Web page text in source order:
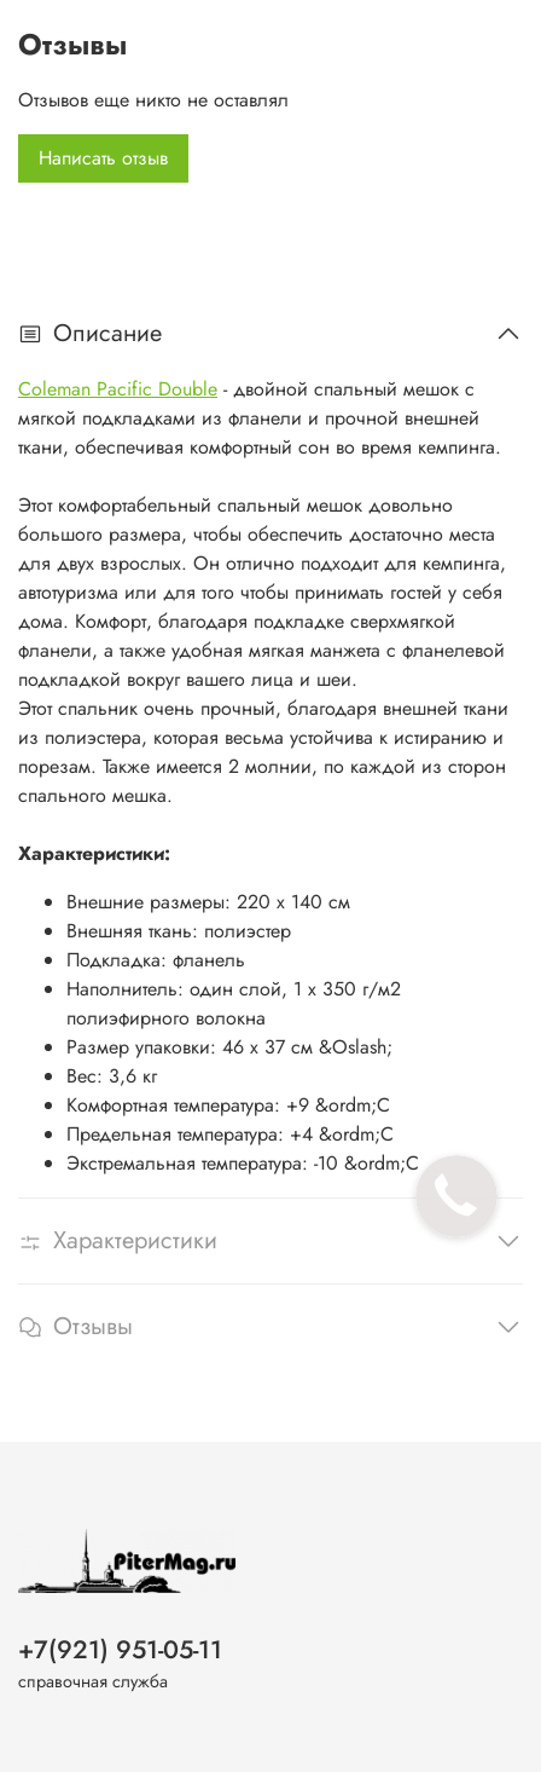
Этот спальник очень прочный, благодаря внешней ткани
из полиэстера, которая весьма устойчива к истиранию и
порезам. Также имеется 2 молнии, по каждой из сторон
спального мешка.
Характеристики:
Размер упаковки: 46 х 37 см &Oslash;
Вес: 3,6 кг
Комфортная температура: +9 &ordm;C
Предельная температура: +4 &ordm;C
Экстремальная температура: -10 &ordm;C
Отзывы
Отзывов еще никто не оставлял
Написать отзыв
Описание
Coleman Pacific Double - двойной спальный мешок с
мягкой подкладками из фланели и прочной внешней
ткани, обеспечивая комфортный сон во время кемпинга.
Этот комфортабельный спальный мешок довольно
большого размера, чтобы обеспечить достаточно места
для двух взрослых. Он отлично подходит для кемпинга,
автотуризма или для того чтобы принимать гостей у себя
дома. Комфорт, благодаря подкладке сверхмягкой
фланели, а также удобная мягкая манжета с фланелевой
подкладкой вокруг вашего лица и шеи.
Этот спальник очень прочный, благодаря внешней ткани
из полиэстера, которая весьма устойчива к истиранию и
порезам. Также имеется 2 молнии, по каждой из сторон
спального мешка.
Характеристики:
Внешние размеры: 220 х 140 см
Внешняя ткань: полиэстер
Подкладка: фланель
Наполнитель: один слой, 1 х 350 г/м2
полиэфирного волокна
Размер упаковки: 46 х 37 см &Oslash;
Вес: 3,6 кг
Комфортная температура: +9 &ordm;C
Предельная температура: +4 &ordm;C
Экстремальная температура: -10 &ordm;C
Характеристики
Отзывы
+7(921) 951-05-11
справочная служба